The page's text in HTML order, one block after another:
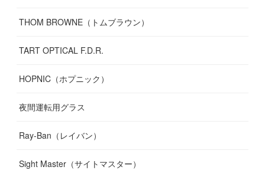
THOM BROWNE（トムブラウン）
TART OPTICAL F.D.R.
HOPNIC（ホプニック）
夜間運転用グラス
Ray-Ban（レイバン）
Sight Master（サイトマスター）